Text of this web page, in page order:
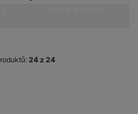
z 24